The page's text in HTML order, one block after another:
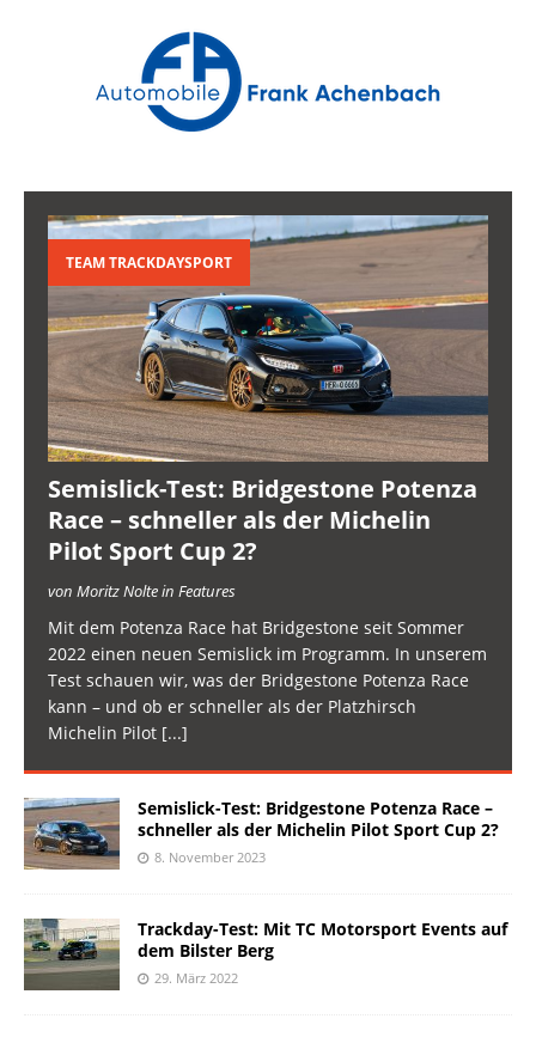
TEAM TRACKDAYSPORT
Semislick-Test: Bridgestone Potenza
Race – schneller als der Michelin
Pilot Sport Cup 2?
von Moritz Nolte in Features
Mit dem Potenza Race hat Bridgestone seit Sommer
2022 einen neuen Semislick im Programm. In unserem
Test schauen wir, was der Bridgestone Potenza Race
kann – und ob er schneller als der Platzhirsch
Michelin Pilot [...]
Semislick-Test: Bridgestone Potenza Race –
schneller als der Michelin Pilot Sport Cup 2?
8. November 2023
Trackday-Test: Mit TC Motorsport Events auf
dem Bilster Berg
29. März 2022